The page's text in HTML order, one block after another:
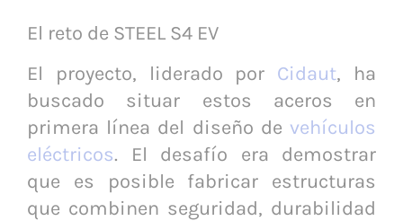
El reto de STEEL S4 EV
El proyecto, liderado por Cidaut, ha
buscado situar estos aceros en
primera línea del diseño de vehículos
eléctricos. El desafío era demostrar
que es posible fabricar estructuras
que combinen seguridad, durabilidad